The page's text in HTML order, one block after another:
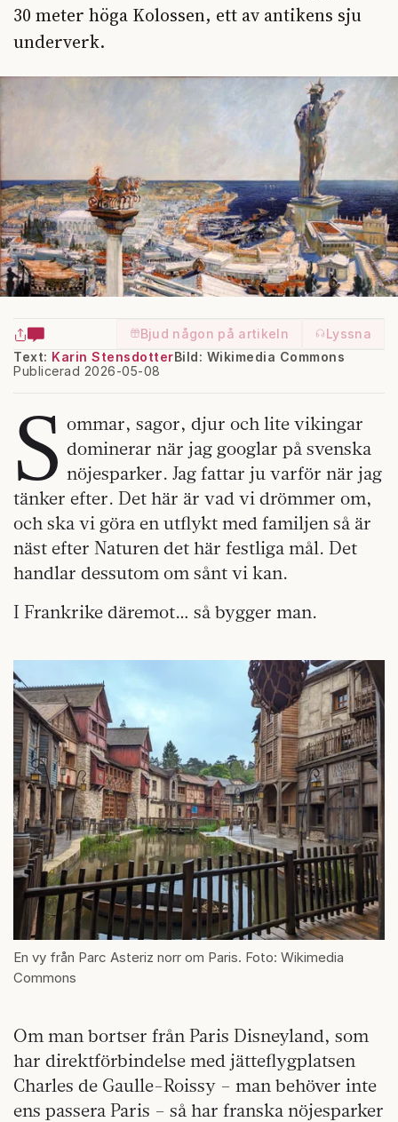
30 meter höga Kolossen, ett av antikens sju
underverk.
Bjud någon på artikeln
Lyssna
Text: Karin Stensdotter
Publicerad 2026-05-08
Bild: Wikimedia Commons
S ommar, sagor, djur och lite vikingar
dominerar när jag googlar på svenska
nöjesparker. Jag fattar ju varför när jag
tänker efter. Det här är vad vi drömmer om,
och ska vi göra en utflykt med familjen så är
näst efter Naturen det här festliga mål. Det
handlar dessutom om sånt vi kan.
I Frankrike däremot… så bygger man.
En vy från Parc Asteriz norr om Paris. Foto: Wikimedia
Commons
Om man bortser från Paris Disneyland, som
har direktförbindelse med jätteflygplatsen
Charles de Gaulle-Roissy – man behöver inte
ens passera Paris – så har franska nöjesparker